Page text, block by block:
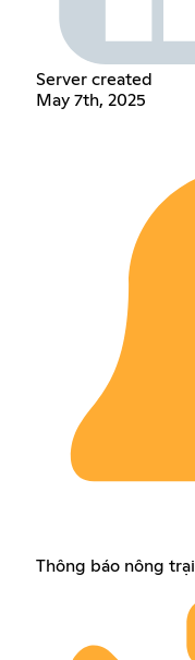
Server created
May 7th, 2025
Thông báo nông trại